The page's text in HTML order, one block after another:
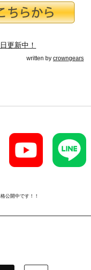
更新中！
written by crowngears
公開中です！！